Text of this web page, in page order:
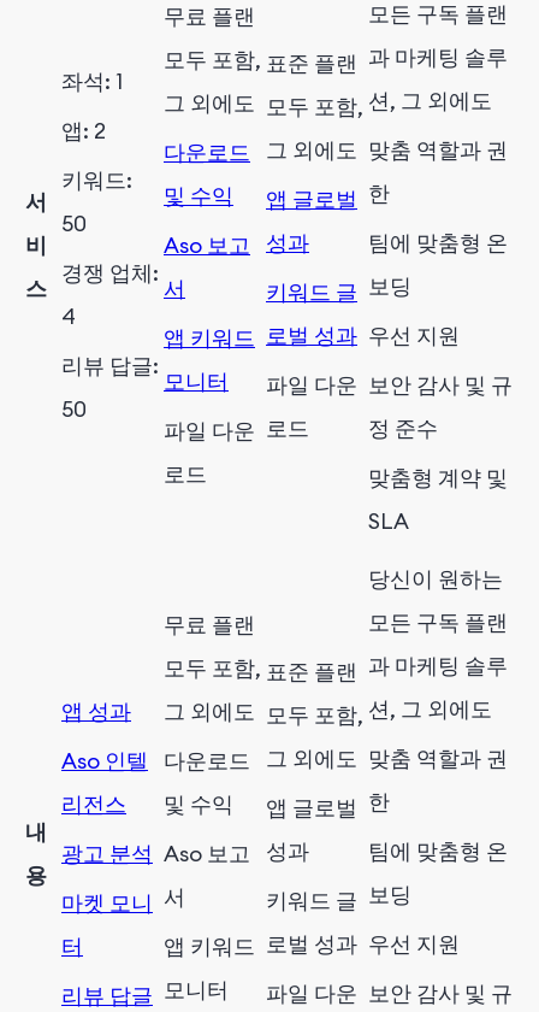
서
비
스
좌석: 1
앱: 2
키워드:
50
경쟁 업체:
4
리뷰 답글:
50
무료 플랜
모두 포함,
그 외에도
다운로드
및 수익
Aso 보고
서
앱 키워드
모니터
파일 다운
로드
표준 플랜
모두 포함,
그 외에도
앱 글로벌
성과
키워드 글
로벌 성과
파일 다운
로드
모든 구독 플랜
과 마케팅 솔루
션, 그 외에도
맞춤 역할과 권
한
팀에 맞춤형 온
보딩
우선 지원
보안 감사 및 규
정 준수
맞춤형 계약 및
SLA
내
용
앱 성과
Aso 인텔
리전스
광고 분석
마켓 모니
터
리뷰 답글
무료 플랜
모두 포함,
그 외에도
다운로드
및 수익
Aso 보고
서
앱 키워드
모니터
표준 플랜
모두 포함,
그 외에도
앱 글로벌
성과
키워드 글
로벌 성과
파일 다운
당신이 원하는
모든 구독 플랜
과 마케팅 솔루
션, 그 외에도
맞춤 역할과 권
한
팀에 맞춤형 온
보딩
우선 지원
보안 감사 및 규